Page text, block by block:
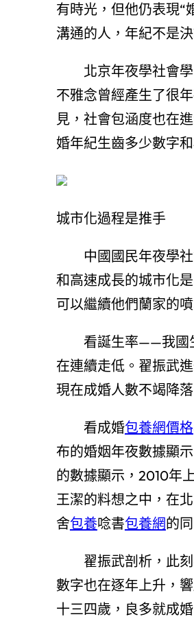
有時光，但他仍表現“
溝通的人，年紀不是
北京年夜學社會學
不雅念曾經產生了很
見，社會包涵度也在
婚年紀生齒多少數字
城市化過程是推手
中國國民年夜學社
和高速成長的城市化
可以繼續他們蘭家的
看誕生率——我國生
在連續走低。翟振武
現在成婚人數不竭降
看成婚包養網價格
布的婚姻年夜數據顯
的數據顯示，2010年
王潔的料想之中，在
舍包養唸書包養網的
翟振武剖析，此刻
數字也在逐年上升，
十三四歲，良多就成